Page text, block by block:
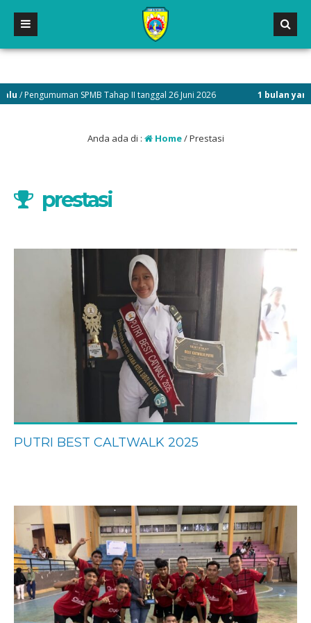
SPMB Tahap II tanggal 26 Juni 2026 1 bulan yang lalu/
Anda ada di : Home/Prestasi
prestasi
PUTRI BEST CALTWALK 2025